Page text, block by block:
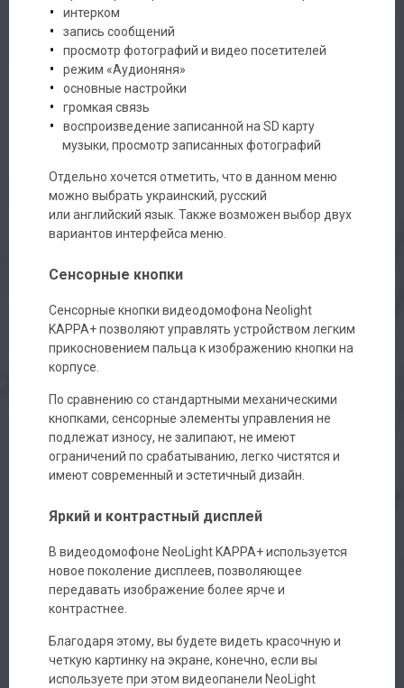
интерком
запись сообщений
просмотр фотографий и видео посетителей
режим «Аудионяня»
основные настройки
громкая связь
воспроизведение записанной на SD карту
музыки, просмотр записанных фотографий
Отдельно хочется отметить, что в данном меню
можно выбрать украинский, русский
или английский язык. Также возможен выбор двух
вариантов интерфейса меню.
Сенсорные кнопки
Сенсорные кнопки видеодомофона Neolight
KAPPA+ позволяют управлять устройством легким
прикосновением пальца к изображению кнопки на
корпусе.
По сравнению со стандартными механическими
кнопками, сенсорные элементы управления не
подлежат износу, не залипают, не имеют
ограничений по срабатыванию, легко чистятся и
имеют современный и эстетичный дизайн.
Яркий и контрастный дисплей
В видеодомофоне NeoLight KAPPA+ используется
новое поколение дисплеев, позволяющее
передавать изображение более ярче и
контрастнее.
Благодаря этому, вы будете видеть красочную и
четкую картинку на экране, конечно, если вы
используете при этом видеопанели NeoLight